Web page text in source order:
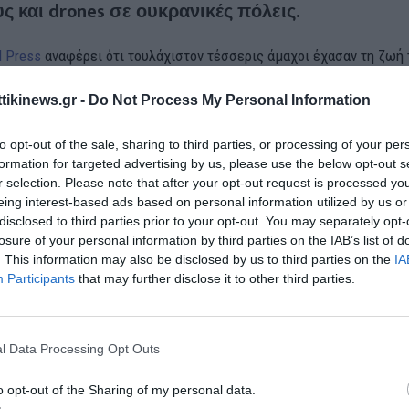
- Do Not Process My Personal Information
opt-out of the sale, sharing to third parties, or processing of your
for targeted advertising by us, please use the below opt-out
selection. Please note that after your opt-out request is processed
interest-based ads based on personal information utilized by us
to third parties prior to your opt-out. You may separately
of your personal information by third parties on the IAB’s list of
This information may also be disclosed by us to third parties on the
Participants that may further disclose it to other third parties.
Data Processing Opt Outs
opt-out of the Sharing of my personal data.
και drones σε ουκρανικές πόλεις.
Press αναφέρει ότι τουλάχιστον τέσσερις άμαχοι έχασαν τη ζωή
των πολιτών.
χαραμάδα»;
το σκηνικό, ο Ρώσος απεσταλμένος Κιρίλ Ντμίτριεφ υποστήριξε
βρίσκονται «πιο κοντά σε μια διπλωματική λύση» απ’ όσο
τοReuters, οι τρεις πλευρές προετοιμάζουν «τεχνικές
αν και καμία δεν έχει επιβεβαιώσει επισήμως τον τόπο ή το
τις δηλώσεις αυτές με επιφυλακτικότητα, φοβούμενη ότι